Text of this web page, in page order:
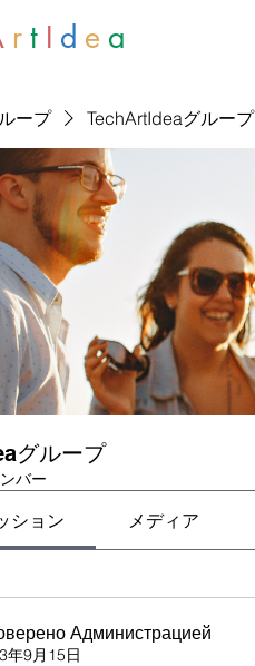
r t I d e a
ープ TechArtIdeaグループ
グループ
バー
ション メディア
Администрацией
年9月15日